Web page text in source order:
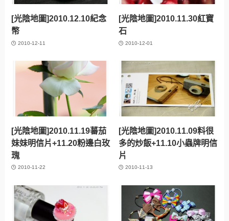
[光陰地圖]2010.12.10紀念
幣
2010-12-11
[光陰地圖]2010.11.30紅寶
石
2010-12-01
[光陰地圖]2010.11.19蕃茄
妹妹明信片+11.20粉邊白玫
瑰
2010-11-22
[光陰地圖]2010.11.09料很
多的炒飯+11.10小蟲牌明信
片
2010-11-13